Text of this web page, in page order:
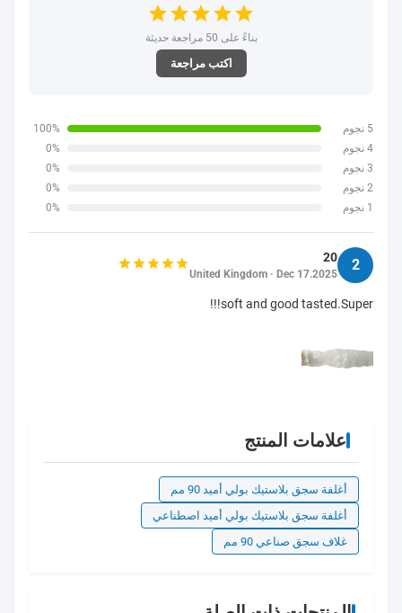
بناءً على 50 مراجعة حديثة
اكتب مراجعة
5 نجوم
100%
4 نجوم
0%
3 نجوم
0%
2 نجوم
0%
1 نجوم
0%
2
20
United Kingdom · Dec 17.2025
soft and good tasted.Super!!!
علامات المنتج
أغلفة سجق بلاستيك بولي أميد 90 مم
أغلفة سجق بلاستيك بولي أميد اصطناعي
غلاف سجق صناعي 90 مم